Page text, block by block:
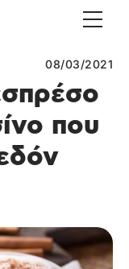
08/03/2021
που